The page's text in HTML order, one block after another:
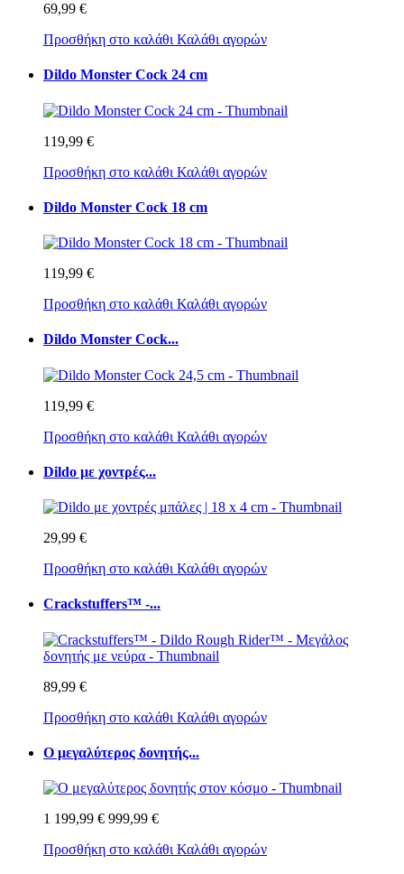
69,99 €
Προσθήκη στο καλάθι Καλάθι αγορών
Dildo Monster Cock 24 cm
119,99 €
Προσθήκη στο καλάθι Καλάθι αγορών
Dildo Monster Cock 18 cm
119,99 €
Προσθήκη στο καλάθι Καλάθι αγορών
Dildo Monster Cock...
119,99 €
Προσθήκη στο καλάθι Καλάθι αγορών
Dildo με χοντρές...
29,99 €
Προσθήκη στο καλάθι Καλάθι αγορών
Crackstuffers™ -...
89,99 €
Προσθήκη στο καλάθι Καλάθι αγορών
Ο μεγαλύτερος δονητής...
1 199,99 € 999,99 €
Προσθήκη στο καλάθι Καλάθι αγορών